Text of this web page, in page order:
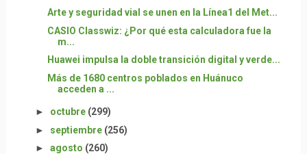
Arte y seguridad vial se unen en la Línea1 del Met...
CASIO Classwiz: ¿Por qué esta calculadora fue la
m...
Huawei impulsa la doble transición digital y verde...
Más de 1680 centros poblados en Huánuco
acceden a ...
► octubre (299)
► septiembre (256)
► agosto (260)